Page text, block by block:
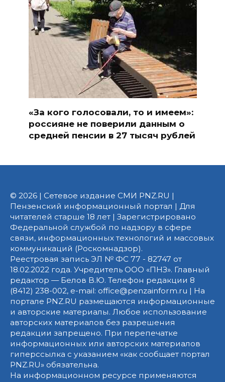
«За кого голосовали, то и имеем»:
россияне не поверили данным о
средней пенсии в 27 тысяч рублей
© 2026 | Сетевое издание СМИ PNZ.RU |
Пензенский информационный портал | Для
читателей старше 18 лет | Зарегистрировано
Федеральной службой по надзору в сфере
связи, информационных технологий и массовых
коммуникаций (Роскомнадзор).
Реестровая запись ЭЛ № ФС 77 - 82747 от
18.02.2022 года. Учредитель ООО «ПНЗ». Главный
редактор — Белов В.Ю. Телефон редакции 8
(8412) 238-002, e-mail: office@penzainform.ru | На
портале PNZ.RU размещаются информационные
и авторские материалы. Любое использование
авторских материалов без разрешения
редакции запрещено. При перепечатке
информационных или авторских материалов
гиперссылка с указанием «как сообщает портал
PNZ.RU» обязательна.
На информационном ресурсе применяются